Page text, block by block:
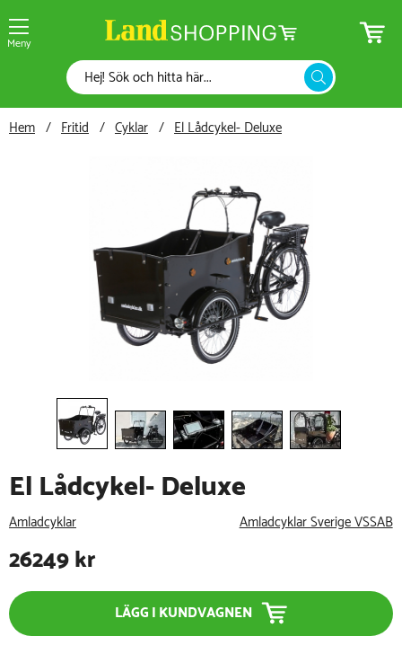
Meny
Hem Fritid Cyklar El Lådcykel- Deluxe
El Lådcykel- Deluxe
Amladcyklar Amladcyklar Sverige VSSAB
26249kr
LÄGG I KUNDVAGNEN